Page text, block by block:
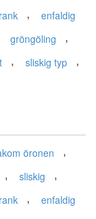
, enfaldig
gröngöling ,
, sliskig typ ,
öronen ,
, sliskig ,
, enfaldig